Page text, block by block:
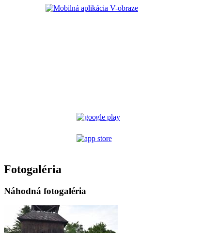
Fotogaléria
Náhodná fotogaléria